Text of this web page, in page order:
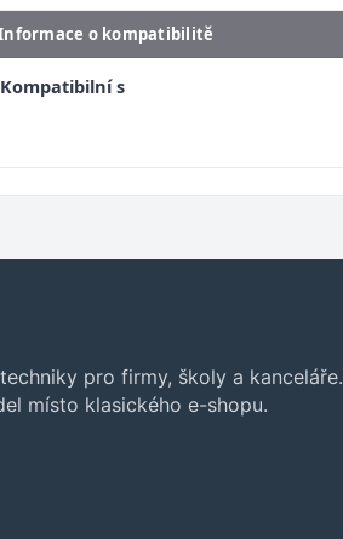
o kompatibilitě
Kompatibilní s
pro firmy, školy a kanceláře.
místo klasického e-shopu.